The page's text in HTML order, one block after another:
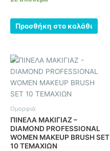
0
Προσθήκη στο καλάθι
Ομορφιά
ΠΙΝΕΛΑ ΜΑΚΙΓΙΑΖ –
DIAMOND PROFESSIONAL
WOMEN MAKEUP BRUSH SET
10 ΤΕΜΑΧΙΩΝ